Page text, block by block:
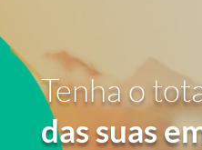
Tenha o
das suas